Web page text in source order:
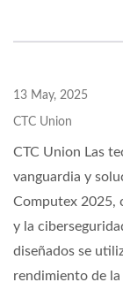
13 May, 2025
CTC Union
CTC Union Las
vanguardia y
Computex 2025,
y la
diseñados se
rendimiento de